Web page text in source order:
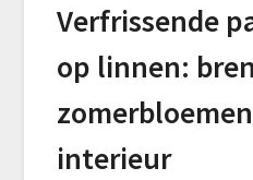
Verfrissende
op linnen:
interieur